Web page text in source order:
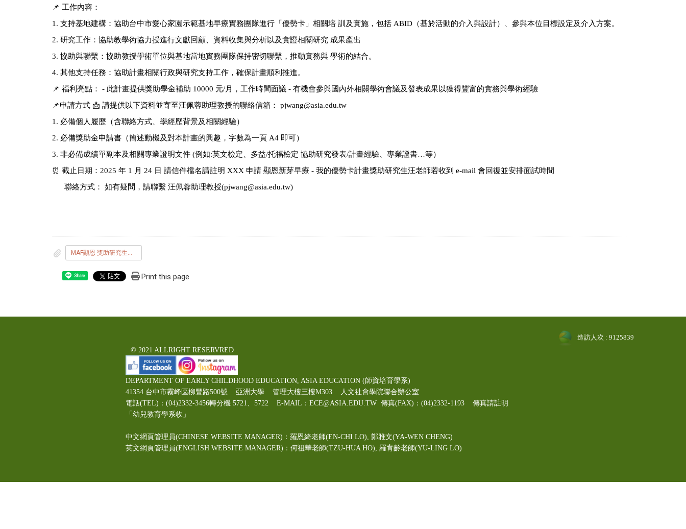
📌 工作內容：
1. 支持基地建構：協助台中市愛心家園示範基地早療實務團隊進行「優勢卡」相關培 訓及實施，包括 ABID（基於活動的介入與設計）、參與本位目標設定及介入方案。
2. 研究工作：協助教學術協力授進行文獻回顧、資料收集與分析以及實證相關研究 成果產出
3. 協助與聯繫：協助教授學術單位與基地當地實務團隊保持密切聯繫，推動實務與 學術的結合。
4. 其他支持任務：協助計畫相關行政與研究支持工作，確保計畫順利推進。
📌 福利亮點： - 此計畫提供獎助學金補助 10000 元/月，工作時間面議 - 有機會參與國內外相關學術會議及發表成果以獲得豐富的實務與學術經驗
📌申請方式 📩 請提供以下資料並寄至汪佩蓉助理教授的聯絡信箱： pjwang@asia.edu.tw
1. 必備個人履歷（含聯絡方式、學經歷背景及相關經驗）
2. 必備獎助金申請書（簡述動機及對本計畫的興趣，字數為一頁 A4 即可）
3. 非必備成績單副本及相關專業證明文件 (例如:英文檢定、多益/托福檢定 協助研究發表/計畫經驗、專業證書…等）
⏰ 截止日期：2025 年 1 月 24 日 請信件檔名請註明 XXX 申請 顯恩新芽早療 - 我的優勢卡計畫獎助研究生汪老師若收到 e-mail 會回復並安排面試時間
聯絡方式： 如有疑問，請聯繫 汪佩蓉助理教授(pjwang@asia.edu.tw)
Share Print this page
© 2021 ALLRIGHT RESERVRED
DEPARTMENT OF EARLY CHILDHOOD EDUCATION, ASIA EDUCATION (師資培育學系)
41354 台中市霧峰區柳豐路500號 亞洲大學 管理大樓三樓M303 人文社會學院聯合辦公室
電話(TEL)：(04)2332-3456轉分機 5721、5722 E-MAIL：ECE@ASIA.EDU.TW 傳真(FAX)：(04)2332-1193 傳真請註明
「幼兒教育學系收」
中文網頁管理員(CHINESE WEBSITE MANAGER)：羅恩綺老師(EN-CHI LO) , 鄭雅文(YA-WEN CHENG)
英文網頁管理員(ENGLISH WEBSITE MANAGER)：何祖華老師(TZU-HUA HO), 羅育齡老師(YU-LING LO)
造訪人次 : 9125839